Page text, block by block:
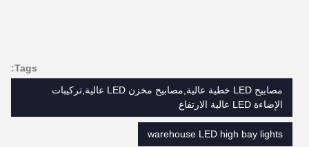
Tags:
مصابيح LED خطية عالية,مصابيح مخزن LED عالية,تركيبات
الإضاءة LED عالية الارتفاع
warehouse LED high bay lights